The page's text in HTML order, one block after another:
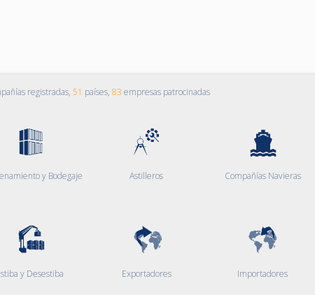
registradas, 51 países, 83 empresas patrocinadas
y Bodegaje Astilleros Compañías Navieras
y Desestiba Exportadores Importadores